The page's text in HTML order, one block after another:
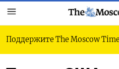
Поддержите The Moscow